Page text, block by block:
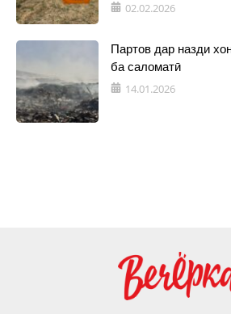
02.02.2026
Партов дар назди
ба саломатӣ
14.01.2026